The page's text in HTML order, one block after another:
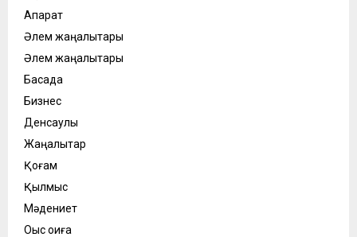
Ақпарат
Әлем жаңалықтары
Әлем жаңалықтары
Басқада
Бизнес
Денсаулық
Жаңалықтар
Қоғам
Қылмыс
Мәдениет
Оқыс оқиға